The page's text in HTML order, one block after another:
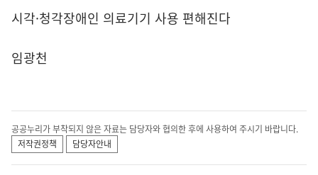
시각·청각장애인 의료기기 사용 편해진다
임광천
공공누리가 부착되지 않은 자료는 담당자와 협의한 후에 사용하여 주시기 바랍니다.
저작권정책
담당자안내